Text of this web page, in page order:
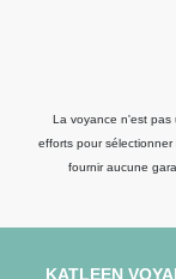
La voyance n'est pas
efforts pour
fournir aucune
KATLEEN